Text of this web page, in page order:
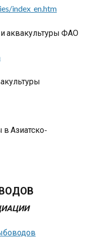
index_en.htm
аквакультуры ФАО
в Азиатско-